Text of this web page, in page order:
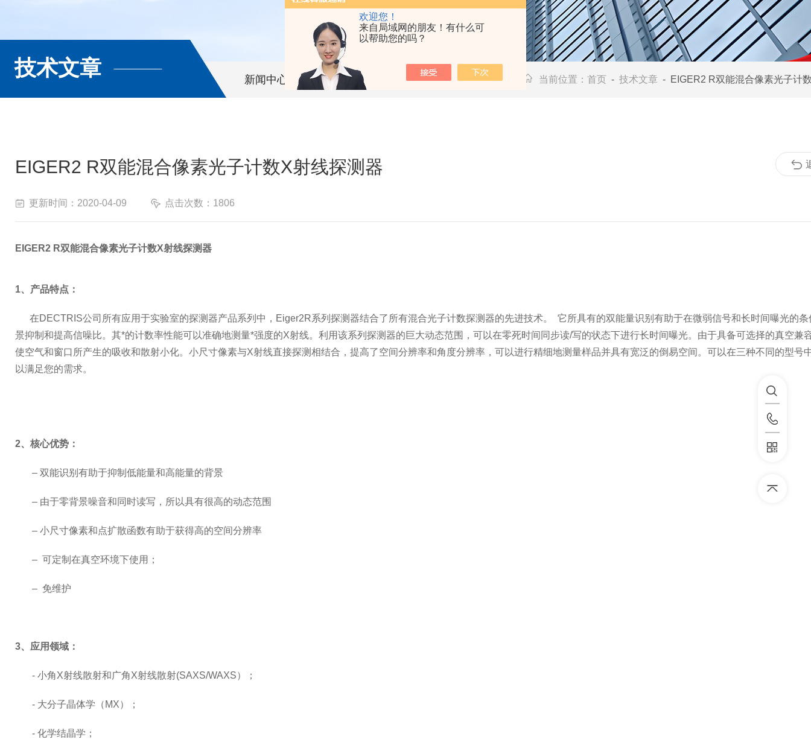
欢迎您！
来自局域网的朋友！有什么可
以帮助您的吗？
技术文章 新闻中心 技术文章 当前位置： 首页 - 技术文章 - EIGER2 R双能混合像素光子计数X
EIGER2 R双能混合像素光子计数X射线探测器
更新时间：2020-04-09 点击次数：1806
EIGER2 R双能混合像素光子计数X射线探测器
1、产品特点：
在DECTRIS公司所有应用于实验室的探测器产品系列中，Eiger2R系列探测器结合了所有混合光子计数探测器的先进技术。 它所具有的双能量识别有助于在微弱信号和长时间曝光的
景抑制和提高信噪比。其*的计数率性能可以准确地测量*强度的X射线。利用该系列探测器的巨大动态范围，可以在零死时间同步读/写的状态下进行长时间曝光。由于具备可选择的真空兼
使空气和窗口所产生的吸收和散射小化。小尺寸像素与X射线直接探测相结合，提高了空间分辨率和角度分辨率，可以进行精细地测量样品并具有宽泛的倒易空间。可以在三种不同的型号
以满足您的需求。
2、核心优势：
– 双能识别有助于抑制低能量和高能量的背景
– 由于零背景噪音和同时读写，所以具有很高的动态范围
– 小尺寸像素和点扩散函数有助于获得高的空间分辨率
– 可定制在真空环境下使用；
– 免维护
3、应用领域：
- 小角X射线散射和广角X射线散射(SAXS/WAXS）；
- 大分子晶体学（MX）；
- 化学结晶学；